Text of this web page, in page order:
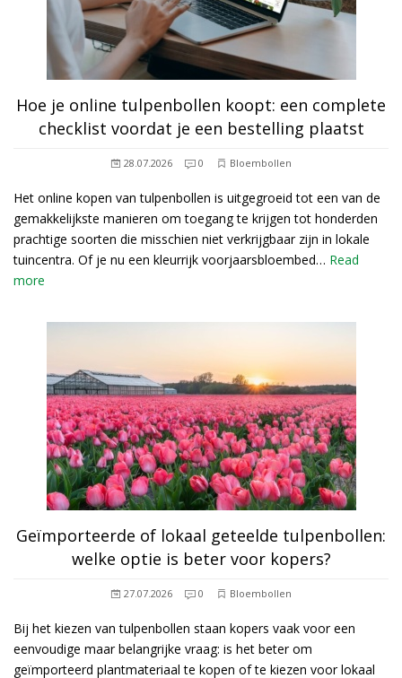
Hoe je online tulpenbollen koopt: een complete
checklist voordat je een bestelling plaatst
28.07.2026 0 Bloembollen
Het online kopen van tulpenbollen is uitgegroeid tot een van de
gemakkelijkste manieren om toegang te krijgen tot honderden
prachtige soorten die misschien niet verkrijgbaar zijn in lokale
tuincentra. Of je nu een kleurrijk voorjaarsbloembed… Read
more
Geïmporteerde of lokaal geteelde tulpenbollen:
welke optie is beter voor kopers?
27.07.2026 0 Bloembollen
Bij het kiezen van tulpenbollen staan kopers vaak voor een
eenvoudige maar belangrijke vraag: is het beter om
geïmporteerd plantmateriaal te kopen of te kiezen voor lokaal